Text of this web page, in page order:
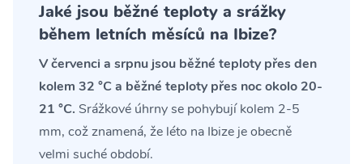
Jaké jsou běžné teploty a srážky
během letních měsíců na Ibize?
V červenci a srpnu jsou běžné teploty přes den
kolem 32 °C a běžné teploty přes noc okolo 20-
21 °C. Srážkové úhrny se pohybují kolem 2-5
mm, což znamená, že léto na Ibize je obecně
velmi suché období.